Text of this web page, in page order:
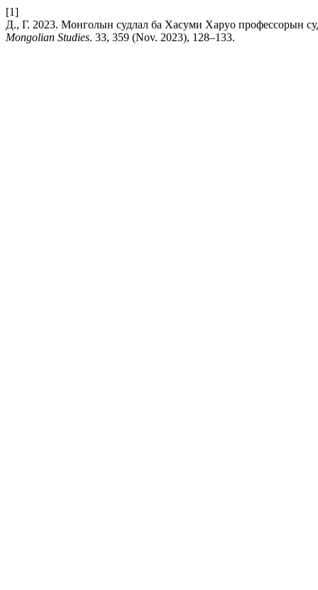
[1]
Д., Г. 2023. Монголын судлал ба Хасуми Харуо профессорын
Mongolian Studies. 33, 359 (Nov. 2023), 128–133.